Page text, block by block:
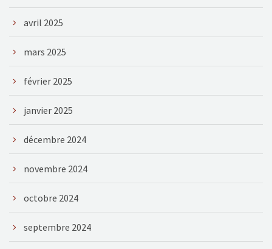
avril 2025
mars 2025
février 2025
janvier 2025
décembre 2024
novembre 2024
octobre 2024
septembre 2024